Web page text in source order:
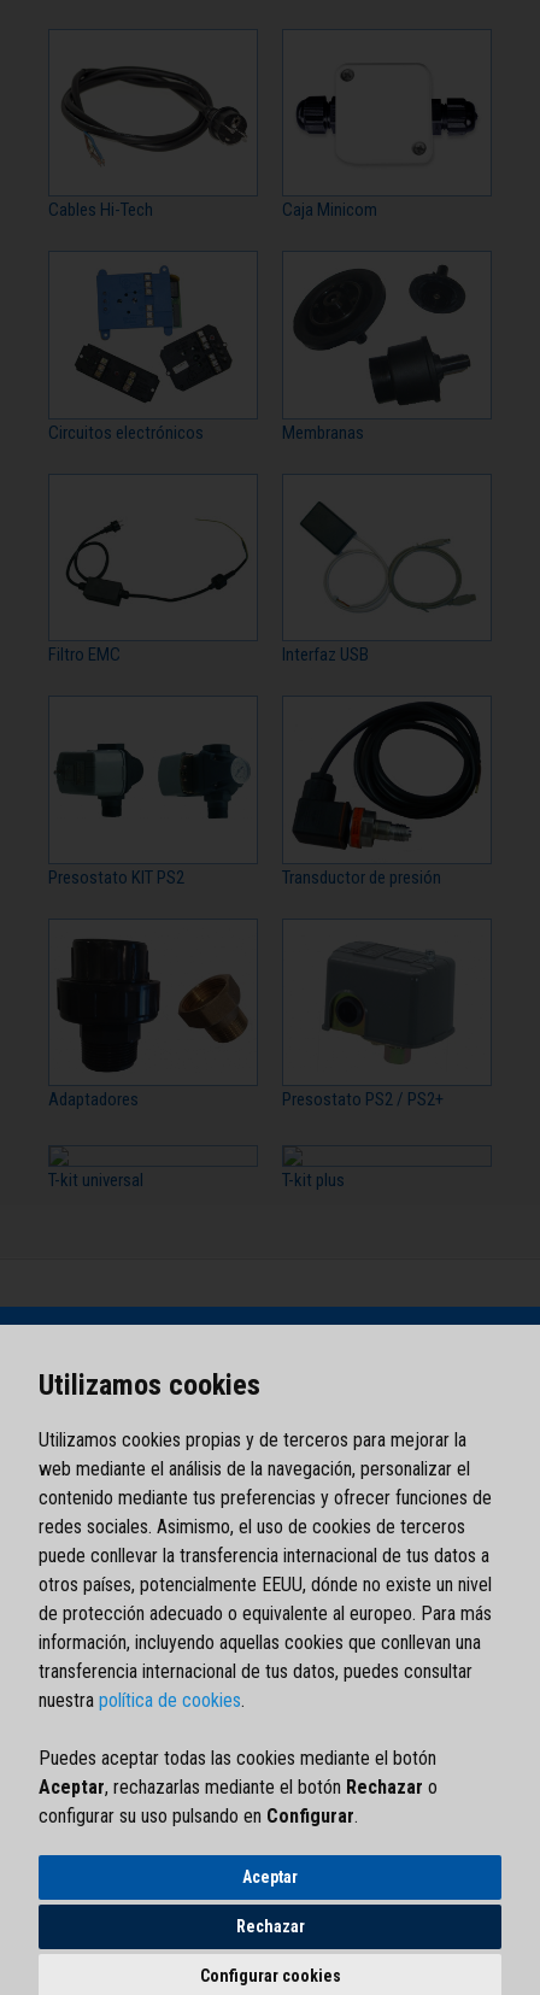
Utilizamos cookies
Utilizamos cookies propias y de terceros para mejorar la
web mediante el análisis de la navegación, personalizar el
contenido mediante tus preferencias y ofrecer funciones de
redes sociales. Asimismo, el uso de cookies de terceros
puede conllevar la transferencia internacional de tus datos a
otros países, potencialmente EEUU, dónde no existe un nivel
de protección adecuado o equivalente al europeo. Para más
información, incluyendo aquellas cookies que conllevan una
transferencia internacional de tus datos, puedes consultar
nuestra política de cookies.
Puedes aceptar todas las cookies mediante el botón
Aceptar, rechazarlas mediante el botón Rechazar o
configurar su uso pulsando en Configurar.
Aceptar
Rechazar
Configurar cookies
Cables Hi-Tech Caja Minicom
Circuitos electrónicos Membranas
Filtro EMC Interfaz USB
Presostato KIT PS2 Transductor de presión
Adaptadores Presostato PS2 / PS2+
T-kit universal T-kit plus
Política de privacidad
Política de cookies
Política de garantía